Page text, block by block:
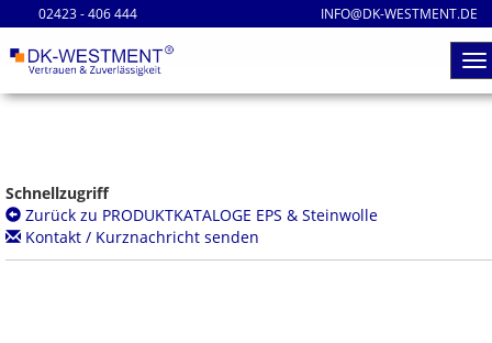
02423 - 406 444 INFO@DK-WESTMENT.DE
Schnellzugriff
Zurück zu PRODUKTKATALOGE EPS & Steinwolle
Kontakt / Kurznachricht senden